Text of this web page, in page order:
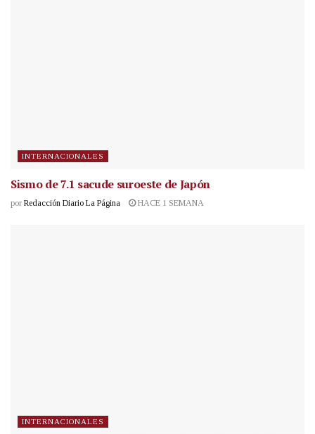
INTERNACIONALES
Sismo de 7.1 sacude suroeste de Japón
por Redacción Diario La Página HACE 1 SEMANA
INTERNACIONALES